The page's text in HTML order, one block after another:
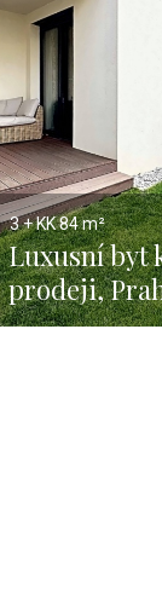
3 + KK84 m²
Luxusní byt
prodeji,
Troja - 84m